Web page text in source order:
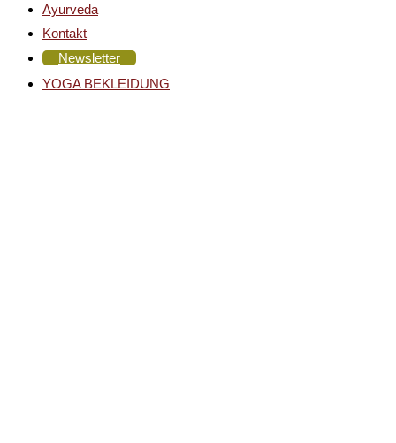
Ayurveda
Kontakt
Newsletter
YOGA BEKLEIDUNG